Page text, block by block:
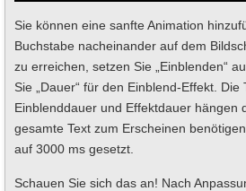
Sie können eine sanfte Animation
Buchstabe nacheinander auf dem
zu erreichen, setzen Sie „Einblenden“
Sie „Dauer“ für den Einblend-Effekt.
Einblenddauer und Effektdauer hängen
gesamte Text zum Erscheinen
auf 3000 ms gesetzt.
Schauen Sie sich das an! Nach